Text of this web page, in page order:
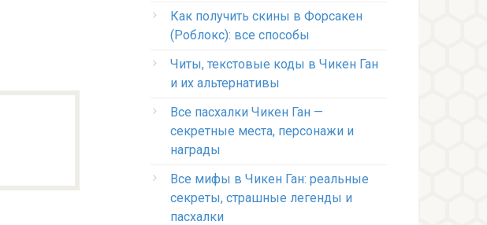
Как получить скины в Форсакен
(Роблокс): все способы
Читы, текстовые коды в Чикен Ган
и их альтернативы
Все пасхалки Чикен Ган —
секретные места, персонажи и
награды
Все мифы в Чикен Ган: реальные
секреты, страшные легенды и
пасхалки